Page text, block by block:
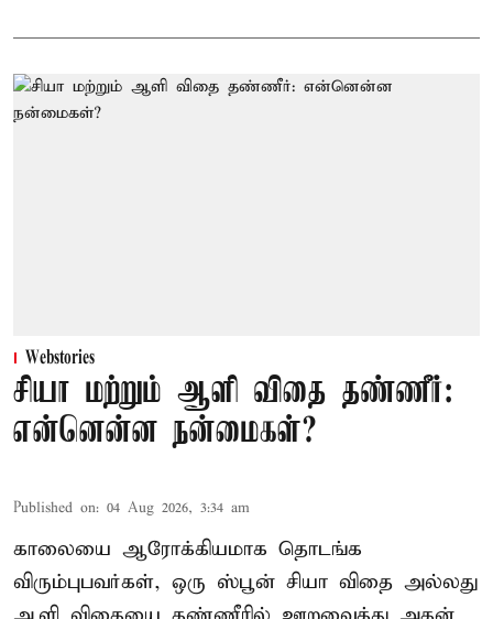
Webstories
சியா மற்றும் ஆளி விதை தண்ணீர்:
என்னென்ன நன்மைகள்?
Published on: 04 Aug 2026, 3:34 am
காலையை ஆரோக்கியமாக தொடங்க
விரும்புபவர்கள், ஒரு ஸ்பூன் சியா விதை அல்லது